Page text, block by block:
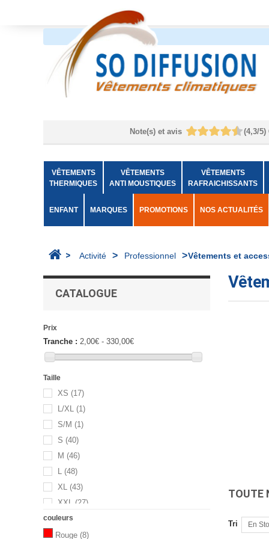
Note(s) et avis (4,3/5)
VÊTEMENTS
THERMIQUES
VÊTEMENTS
ANTI MOUSTIQUES
VÊTEMENTS
RAFRAICHISSANTS
ENFANT MARQUES PROMOTIONS NOS ACTUALITÉS
> Activité > Professionnel >Vêtements et
CATALOGUE
Prix
Tranche : 2,00€ - 330,00€
Taille
XS (17)
L/XL (1)
S/M (1)
S (40)
M (46)
L (48)
XL (43)
XXL (27)
XXXL
L-XL(2)
couleurs
Rouge (8)
TOUTE
Tri En